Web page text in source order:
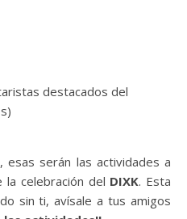
destacados del
esas serán las actividades a
celebración del DIXK. Esta
sin ti, avísale a tus amigos